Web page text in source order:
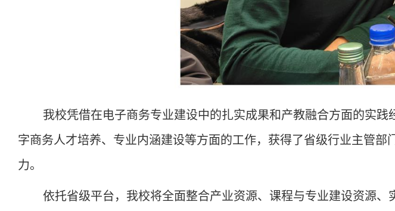
我校凭借在电子商务专业建设中的扎实成果和产教融合方面的实
字商务人才培养、专业内涵建设等方面的工作，获得了省级行业主管
力。
依托省级平台，我校将全面整合产业资源、课程与专业建设资源